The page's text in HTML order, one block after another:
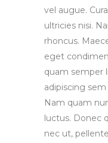
vel augue.
ultricies nisi.
rhoncus.
eget
quam semper
adipiscing
Nam quam
luctus. Donec
nec ut,